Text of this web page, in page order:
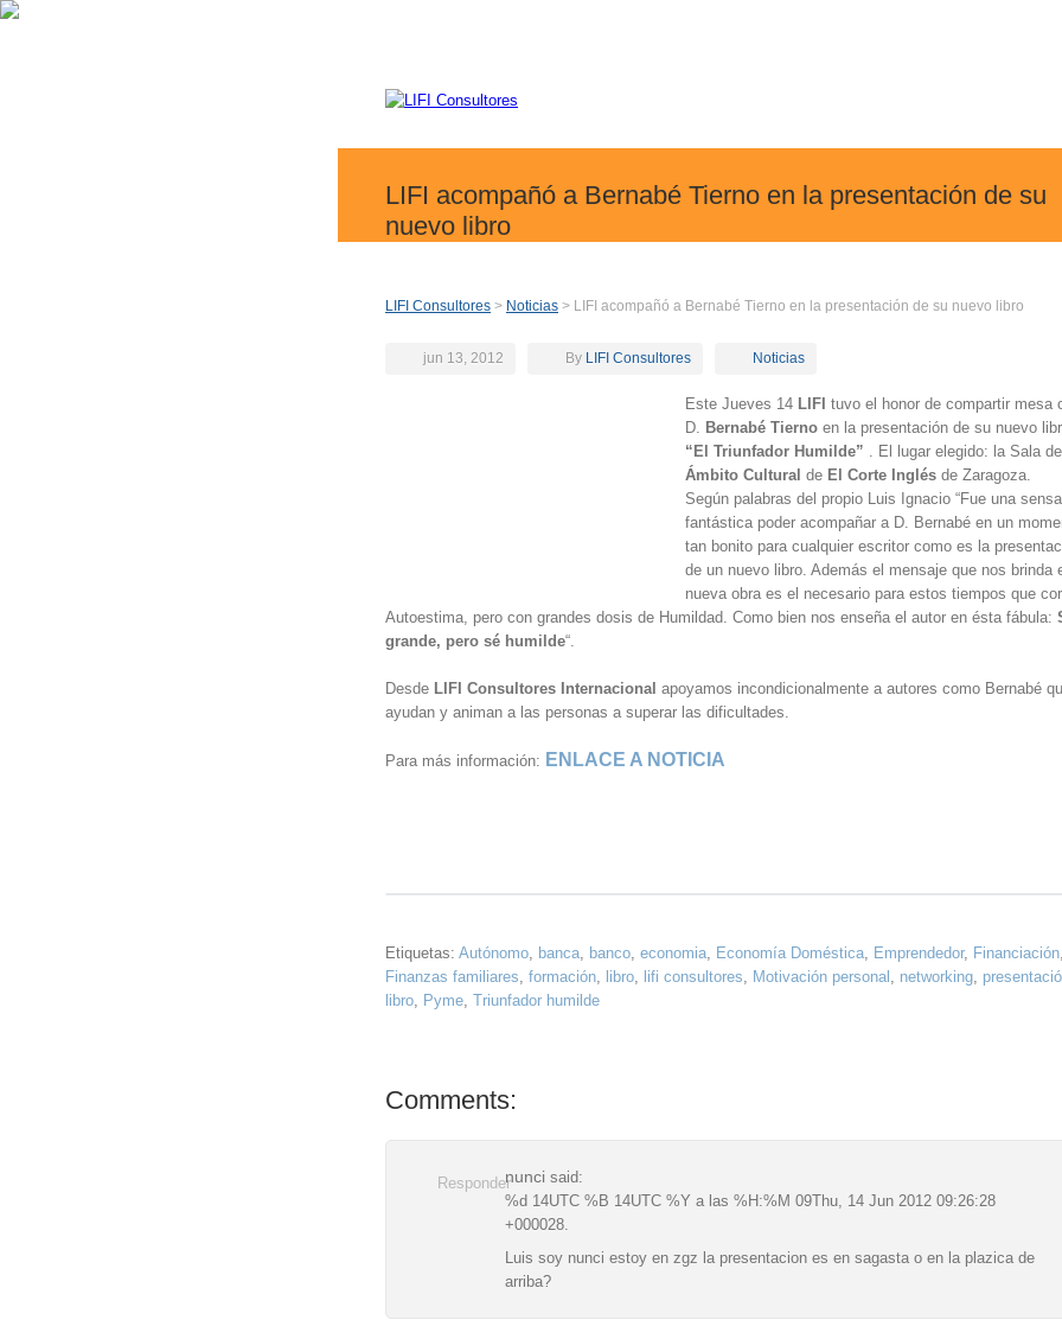
LIFI acompañó a Bernabé Tierno en la presentación de su
nuevo libro
LIFI Consultores > Noticias > LIFI acompañó a Bernabé Tierno en la presentación de su nuevo libro
jun 13, 2012 By LIFI Consultores Noticias
Este Jueves 14 LIFI tuvo el honor de compartir mesa
D. Bernabé Tierno en la presentación de su nuevo
“El Triunfador Humilde” . El lugar elegido: la Sala de
Ámbito Cultural de El Corte Inglés de Zaragoza.
Según palabras del propio Luis Ignacio “Fue una
fantástica poder acompañar a D. Bernabé en un
tan bonito para cualquier escritor como es la
de un nuevo libro. Además el mensaje que nos brinda
nueva obra es el necesario para estos tiempos que
Autoestima, pero con grandes dosis de Humildad. Como bien nos enseña el autor en ésta fábula:
grande, pero sé humilde“.
Desde LIFI Consultores Internacional apoyamos incondicionalmente a autores como Bernabé
ayudan y animan a las personas a superar las dificultades.
Para más información: ENLACE A NOTICIA
Etiquetas: Autónomo, banca, banco, economia, Economía Doméstica, Emprendedor, Financiación,
Finanzas familiares, formación, libro, lifi consultores, Motivación personal , networking,
libro, Pyme, Triunfador humilde
Comments:
Respondernunci said:
%d 14UTC %B 14UTC %Y a las %H:%M 09Thu, 14 Jun 2012 09:26:28
+000028.
Luis soy nunci estoy en zgz la presentacion es en sagasta o en la plazica de
arriba?